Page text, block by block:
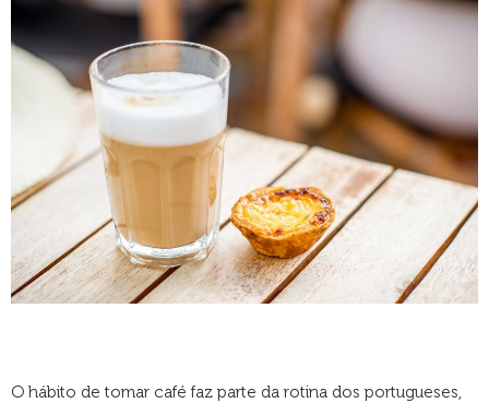
O hábito de tomar café faz parte da rotina dos portugueses,